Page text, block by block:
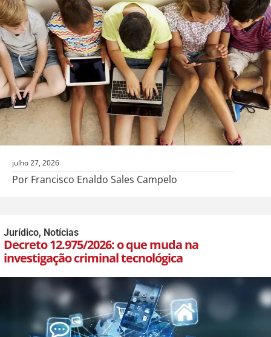
julho 27, 2026
Por Francisco Enaldo Sales Campelo
Jurídico, Notícias
Decreto 12.975/2026: o que muda na
investigação criminal tecnológica